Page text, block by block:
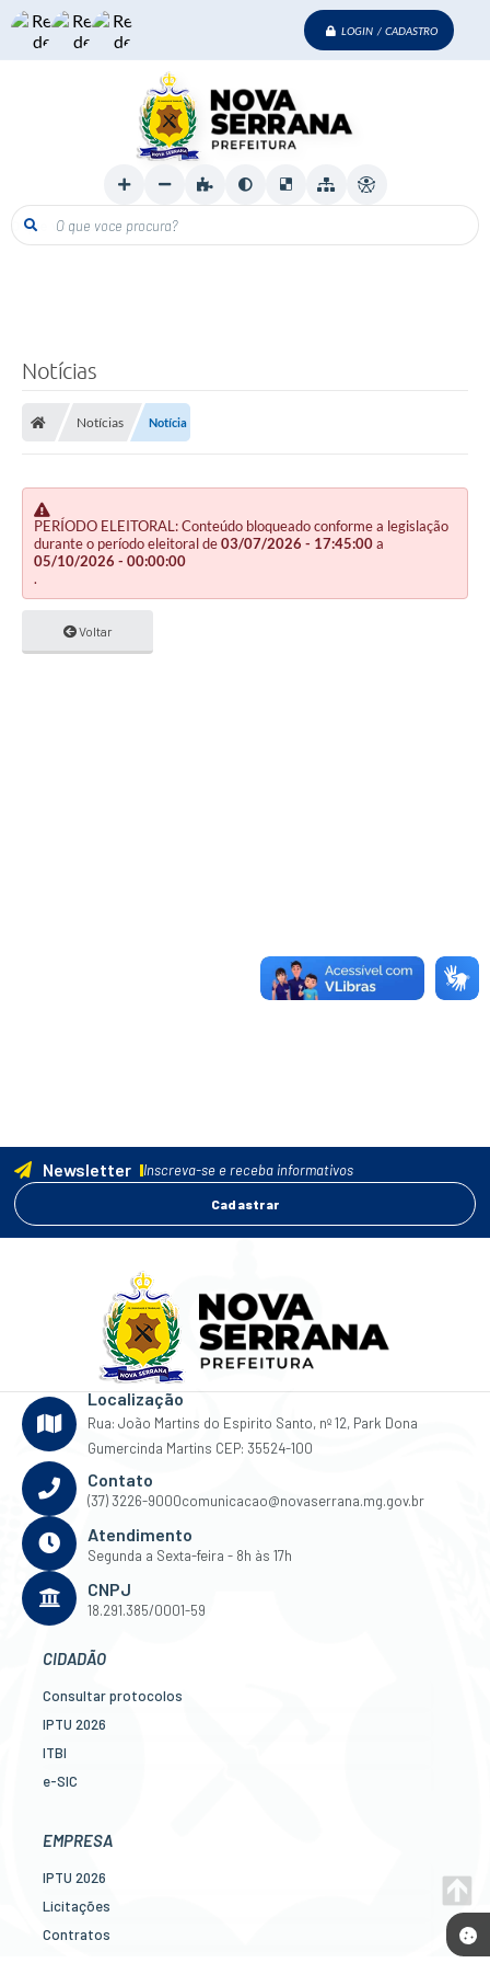
LOGIN / CADASTRO
O que voce procura?
Notícias
Notícias Notícia
PERÍODO ELEITORAL: Conteúdo bloqueado conforme a legislação
durante o período eleitoral de03/07/2026 - 17:45:00a
05/10/2026 - 00:00:00
.
Voltar
Newsletter Inscreva-se e receba informativos
Cadastrar
Localização
Rua: João Martins do Espirito Santo, nº 12, Park Dona
Gumercinda Martins CEP: 35524-100
Contato
(37) 3226-9000comunicacao@novaserrana.mg.gov.br
Atendimento
Segunda a Sexta-feira - 8h às 17h
CNPJ
18.291.385/0001-59
CIDADÃO
Consultar protocolos
IPTU 2026
ITBI
e-SIC
Legislação
EMPRESA
IPTU 2026
Licitações
Contratos